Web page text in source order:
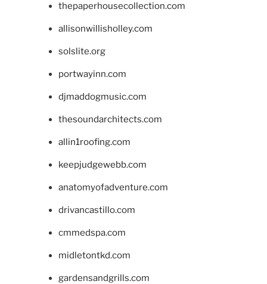
thepaperhousecollection.com
allisonwillisholley.com
solslite.org
portwayinn.com
djmaddogmusic.com
thesoundarchitects.com
allin1roofing.com
keepjudgewebb.com
anatomyofadventure.com
drivancastillo.com
cmmedspa.com
midletontkd.com
gardensandgrills.com